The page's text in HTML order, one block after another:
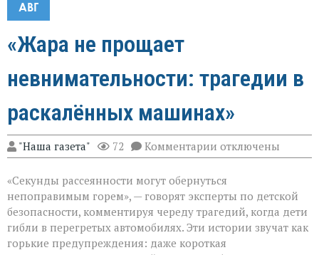
АВГ
«Жара не прощает
невнимательности: трагедии в
раскалённых машинах»
"Наша газета" 72 Комментарии к
записи
не
прощает
невнимательности:
трагедии
в
раскалённых
отключены
«Секунды рассеянности могут обернуться
непоправимым горем», — говорят эксперты по детской
безопасности, комментируя череду трагедий, когда дети
гибли в перегретых автомобилях. Эти истории звучат как
горькие предупреждения: даже короткая